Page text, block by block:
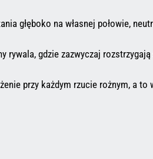
głęboko na własnej połowie,
rywala, gdzie zazwyczaj
przy każdym rzucie rożnym, a to